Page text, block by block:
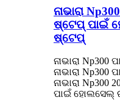
ନାଭାରା
ଷ୍ଟେପ୍ ପାଇଁ
ଷ୍ଟେପ୍
ନାଭାରା
ନାଭାରା Np300
ନାଭାରା
ପାଇଁ ହୋଲସେଲ୍